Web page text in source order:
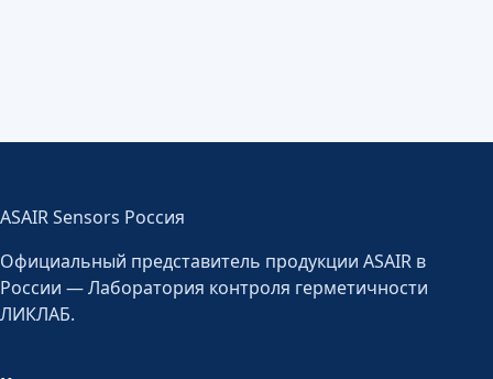
ASAIR Sensors Россия
Официальный представитель продукции ASAIR в
России — Лаборатория контроля герметичности
ЛИКЛАБ.